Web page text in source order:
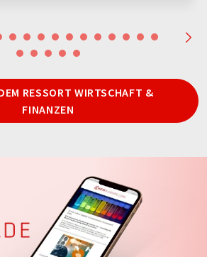
RESSORT WIRTSCHAFT &
FINANZEN